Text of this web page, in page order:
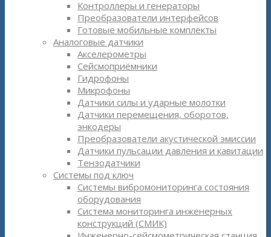
Контроллеры и генераторы
Преобразователи интерфейсов
Готовые мобильные комплекты
Аналоговые датчики
Акселерометры
Сейсмоприёмники
Гидрофоны
Микрофоны
Датчики силы и ударные молотки
Датчики перемещения, оборотов,
энкодеры
Преобразователи акустической эмиссии
Датчики пульсации давления и кавитации
Тензодатчики
Системы под ключ
Системы вибромониторинга состояния
оборудования
Система мониторинга инженерных
конструкций (СМИК)